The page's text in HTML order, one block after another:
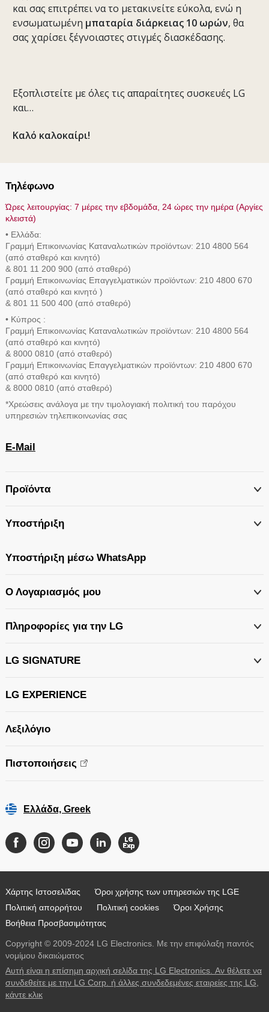
και σας επιτρέπει να το μετακινείτε εύκολα, ενώ η
ενσωματωμένη μπαταρία διάρκειας 10 ωρών, θα
σας χαρίσει ξέγνοιαστες στιγμές διασκέδασης.
Εξοπλιστείτε με όλες τις απαραίτητες συσκευές LG
και…
Καλό καλοκαίρι!
Τηλέφωνο
Ώρες λειτουργίας: 7 μέρες την εβδομάδα, 24 ώρες την ημέρα (Αργίες
κλειστά)
• Ελλάδα:
Γραμμή Eπικοινωνίας Καταναλωτικών προϊόντων: 210 4800 564
(από σταθερό και κινητό)
& 801 11 200 900 (από σταθερό)
Γραμμή Eπικοινωνίας Επαγγελματικών προϊόντων: 210 4800 670
(από σταθερό και κινητό )
& 801 11 500 400 (από σταθερό)
• Κύπρος :
Γραμμή Eπικοινωνίας Καταναλωτικών προϊόντων: 210 4800 564
(από σταθερό και κινητό)
& 8000 0810 (από σταθερό)
Γραμμή Eπικοινωνίας Επαγγελματικών προϊόντων: 210 4800 670
(από σταθερό και κινητό)
& 8000 0810 (από σταθερό)
*Χρεώσεις ανάλογα με την τιμολογιακή πολιτική του παρόχου
υπηρεσιών τηλεπικοινωνίας σας
E-Mail
Προϊόντα
Υποστήριξη
Υποστήριξη μέσω WhatsApp
Ο Λογαριασμός μου
Πληροφορίες για την LG
LG SIGNATURE
LG EXPERIENCE
Λεξιλόγιο
Πιστοποιήσεις
Ελλάδα, Greek
Χάρτης Ιστοσελίδας
Όροι χρήσης των υπηρεσιών της LGE
Πολιτική απορρήτου
Πολιτική cookies
Όροι Χρήσης
Βοήθεια Προσβασιμότητας
Copyright © 2009-2024 LG Electronics. Με την επιφύλαξη παντός
νομίμου δικαιώματος
Αυτή είναι η επίσημη αρχική σελίδα της LG Electronics. Αν θέλετε να
συνδεθείτε με την LG Corp. ή άλλες συνδεδεμένες εταιρείες της LG,
κάντε κλικ